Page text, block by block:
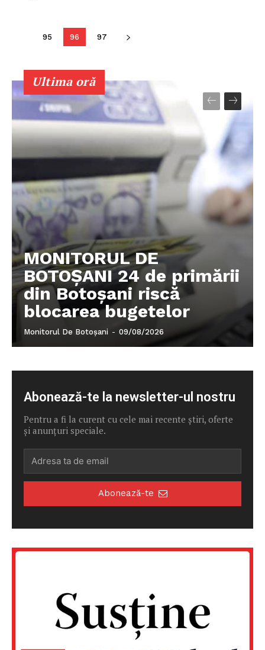
95 96 97
Ultima oră
MONITORUL DE
BOTOȘANI 24 de primării
din Botoșani riscă
blocarea bugetelor
Monitorul De Botoșani - 09/08/2026
Abonează-te la newsletter-ul nostru
Pentru a fi la curent cu cele mai recente știri, oferte
și anunțuri speciale.
Abonează-te